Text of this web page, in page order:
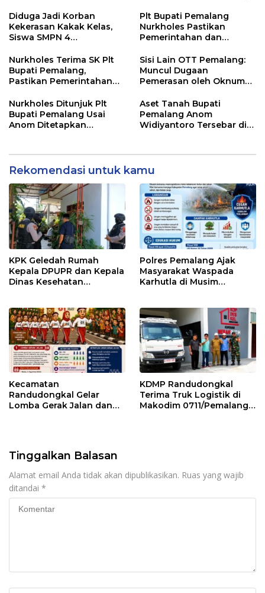
HUT RI ke-81
Desa
Diduga Jadi Korban
Kekerasan Kakak Kelas,
Siswa SMPN 4
Dunia
Plt Bupati Pemalang
Nurkholes Pastikan
Pemerintahan dan
Berjalan
Nurkholes Terima SK Plt
Bupati Pemalang,
Pastikan Pemerintahan
Sisi Lain OTT Pemalang:
Muncul Dugaan
Pemerasan oleh Oknum
Nurkholes Ditunjuk Plt
Bupati Pemalang Usai
Anom Ditetapkan
Aset Tanah Bupati
Pemalang Anom
Widiyantoro Tersebar di
Rekomendasi untuk kamu
KPK Geledah Rumah
Kepala DPUPR dan Kepala
Dinas Kesehatan
Polres Pemalang Ajak
Masyarakat Waspada
Karhutla di Musim
Kecamatan
Randudongkal Gelar
Lomba Gerak Jalan dan
KDMP Randudongkal
Terima Truk Logistik di
Makodim 0711/Pemalang
Tinggalkan Balasan
Alamat email Anda tidak akan dipublikasikan. Ruas yang wajib
ditandai *